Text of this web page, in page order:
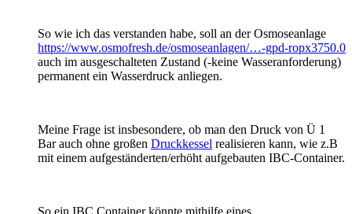
So wie ich das verstanden habe, soll an der Osmoseanlage
https://www.osmofresh.de/osmoseanlagen/…-gpd-ropx3750.0
auch im ausgeschalteten Zustand (-keine Wasseranforderung)
permanent ein Wasserdruck anliegen.
Meine Frage ist insbesondere, ob man den Druck von Ü 1
Bar auch ohne großen Druckkessel realisieren kann, wie z.B
mit einem aufgeständerten/erhöht aufgebauten IBC-Container.